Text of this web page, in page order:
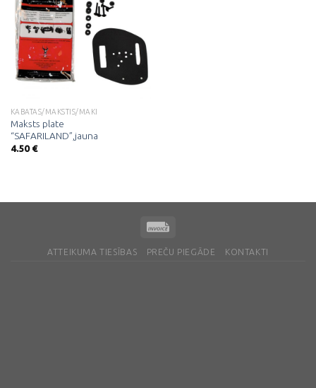
vēlmju
sarakstam
KABATAS/MAKSTIS/MAKI
Maksts plate
“SAFARILAND”,jauna
4.50€
ATTEIKUMA TIESĪBAS PREČU PIEGĀDE KONTAKTI